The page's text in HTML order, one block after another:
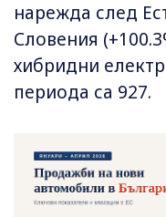
нарежда след
Словения
хибридни
периода са 927.